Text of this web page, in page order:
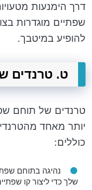
דרך הימנעות
שפתיים מוגדרות
להופיע במיטבך.
ט. טרנדים
טרנדים של תוחם
יותר מאחד
כוללים:
נהיגה בתוחם
שלך כדי ליצור קו